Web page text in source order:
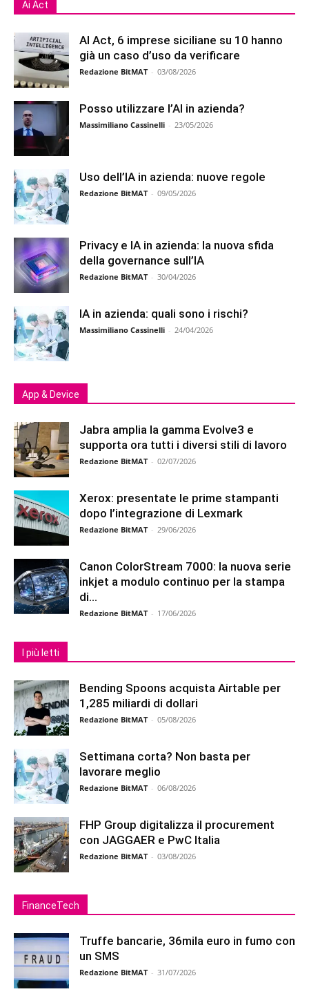
Ai Act
AI Act, 6 imprese siciliane su 10 hanno
già un caso d’uso da verificare
Redazione BitMAT - 03/08/2026
Posso utilizzare l’AI in azienda?
Massimiliano Cassinelli - 23/05/2026
Uso dell’IA in azienda: nuove regole
Redazione BitMAT - 09/05/2026
Privacy e IA in azienda: la nuova sfida
della governance sull’IA
Redazione BitMAT - 30/04/2026
IA in azienda: quali sono i rischi?
Massimiliano Cassinelli - 24/04/2026
App & Device
Jabra amplia la gamma Evolve3 e
supporta ora tutti i diversi stili di lavoro
Redazione BitMAT - 02/07/2026
Xerox: presentate le prime stampanti
dopo l’integrazione di Lexmark
Redazione BitMAT - 29/06/2026
Canon ColorStream 7000: la nuova serie
inkjet a modulo continuo per la stampa
di...
Redazione BitMAT - 17/06/2026
I più letti
Bending Spoons acquista Airtable per
1,285 miliardi di dollari
Redazione BitMAT - 05/08/2026
Settimana corta? Non basta per
lavorare meglio
Redazione BitMAT - 06/08/2026
FHP Group digitalizza il procurement
con JAGGAER e PwC Italia
Redazione BitMAT - 03/08/2026
FinanceTech
Truffe bancarie, 36mila euro in fumo con
un SMS
Redazione BitMAT - 31/07/2026